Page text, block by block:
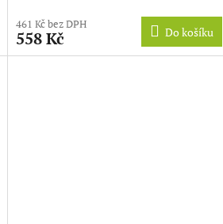
461 Kč bez DPH
558 Kč Do košíku